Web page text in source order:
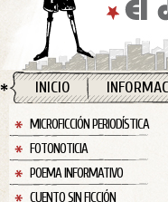
INICIO
MICROFICCIÓN PERIODÍSTICA
FOTONOTICIA
POEMA INFORMATIVO
CUENTO SIN FICCIÓN